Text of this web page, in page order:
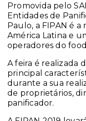
Promovida pelo
Entidades de
Paulo, a FIPAN é
América Latina e
operadores do
A feira é realizada
principal
durante a sua
de proprietários,
panificador.